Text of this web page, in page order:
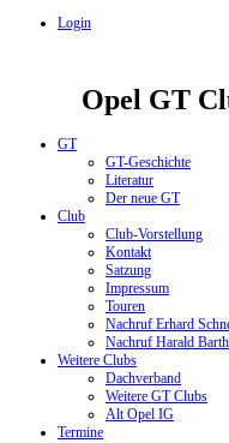
Login
Opel GT Club
GT
GT-Geschichte
Literatur
Der neue GT
Club
Club-Vorstellung
Kontakt
Satzung
Impressum
Touren
Nachruf Erhard
Nachruf Harald Barth
Weitere Clubs
Dachverband
Weitere GT Clubs
Alt Opel IG
Termine